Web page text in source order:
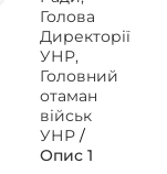
Голова
Директорії
УНР,
Головний
отаман
військ
УНР/
Опис 1